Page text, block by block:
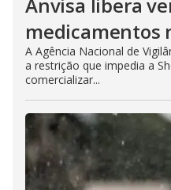
medicamentos
A Agência Nacional de
a restrição que impedia a
comercializar...